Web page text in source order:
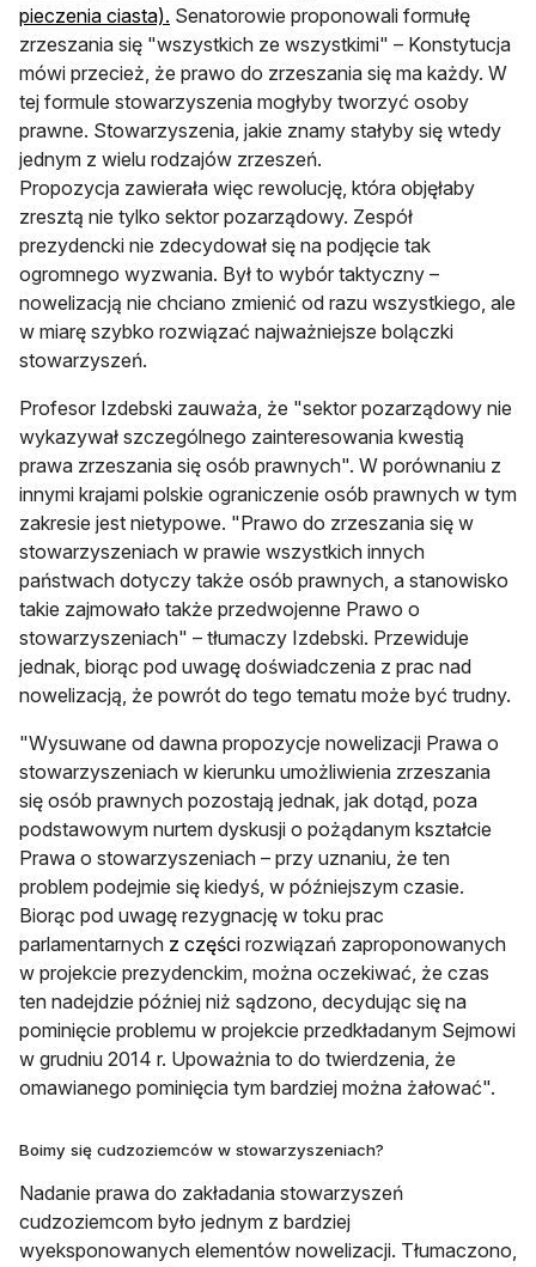
pieczenia ciasta). otwiera się w nowej karcie
Senatorowie proponowali formułę
zrzeszania się "wszystkich ze wszystkimi" – Konstytucja
mówi przecież, że prawo do zrzeszania się ma każdy. W
tej formule stowarzyszenia mogłyby tworzyć osoby
prawne. Stowarzyszenia, jakie znamy stałyby się wtedy
jednym z wielu rodzajów zrzeszeń.
Propozycja zawierała więc rewolucję, która objęłaby
zresztą nie tylko sektor pozarządowy. Zespół
prezydencki nie zdecydował się na podjęcie tak
ogromnego wyzwania. Był to wybór taktyczny –
nowelizacją nie chciano zmienić od razu wszystkiego, ale
w miarę szybko rozwiązać najważniejsze bolączki
stowarzyszeń.
Profesor Izdebski zauważa, że "sektor pozarządowy nie
wykazywał szczególnego zainteresowania kwestią
prawa zrzeszania się osób prawnych". W porównaniu z
innymi krajami polskie ograniczenie osób prawnych w tym
zakresie jest nietypowe. "Prawo do zrzeszania się w
stowarzyszeniach w prawie wszystkich innych
państwach dotyczy także osób prawnych, a stanowisko
takie zajmowało także przedwojenne Prawo o
stowarzyszeniach" – tłumaczy Izdebski. Przewiduje
jednak, biorąc pod uwagę doświadczenia z prac nad
nowelizacją, że powrót do tego tematu może być trudny.
"Wysuwane od dawna propozycje nowelizacji Prawa o
stowarzyszeniach w kierunku umożliwienia zrzeszania
się osób prawnych pozostają jednak, jak dotąd, poza
podstawowym nurtem dyskusji o pożądanym kształcie
Prawa o stowarzyszeniach – przy uznaniu, że ten
problem podejmie się kiedyś, w późniejszym czasie.
Biorąc pod uwagę rezygnację w toku prac
parlamentarnych z części rozwiązań zaproponowanych
w projekcie prezydenckim, można oczekiwać, że czas
ten nadejdzie później niż sądzono, decydując się na
pominięcie problemu w projekcie przedkładanym Sejmowi
w grudniu 2014 r. Upoważnia to do twierdzenia, że
omawianego pominięcia tym bardziej można żałować".
Boimy się cudzoziemców w stowarzyszeniach?
Nadanie prawa do zakładania stowarzyszeń
cudzoziemcom było jednym z bardziej
wyeksponowanych elementów nowelizacji. Tłumaczono,